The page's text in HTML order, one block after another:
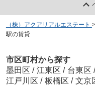
（株）アクアリアルエステート >
駅の賃貸
市区町村から探す
墨田区 / 江東区 / 台東区 /
江戸川区 / 板橋区 / 文京